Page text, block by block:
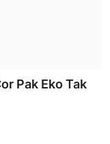
Pak Eko Tak